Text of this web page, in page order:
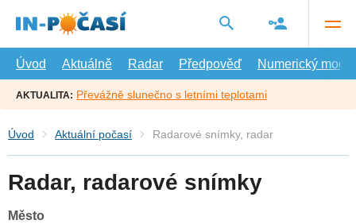
hlavní
Úvod
Aktuálně Radar Předpověď Numerický model
AKTUALITA: Převážně slunečno s letními teplotami
Úvod Aktuální počasí Radarové snímky, radar
Radar, radarové snímky
Město